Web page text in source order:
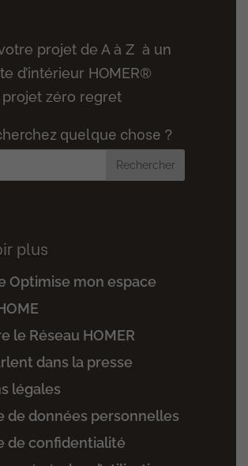
projet de A à Z à un
d’intérieur HOMER®
zéro regret
quelque chose ?
plus
Optimise mon espace
le Réseau HOMER
dans la presse
légales
de données personnelles
de confidentialité